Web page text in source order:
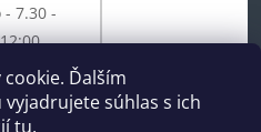
Ďalším
súhlas s ich
tu.
- 7.30 -
12:00